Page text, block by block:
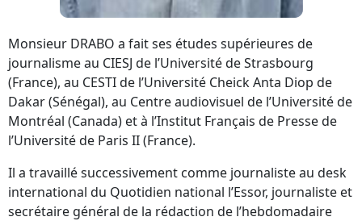
Monsieur DRABO a fait ses études supérieures de
journalisme au CIESJ de l’Université de Strasbourg
(France), au CESTI de l’Université Cheick Anta Diop de
Dakar (Sénégal), au Centre audiovisuel de l’Université de
Montréal (Canada) et à l’Institut Français de Presse de
l’Université de Paris II (France).
Il a travaillé successivement comme journaliste au desk
international du Quotidien national l’Essor, journaliste et
secrétaire général de la rédaction de l’hebdomadaire